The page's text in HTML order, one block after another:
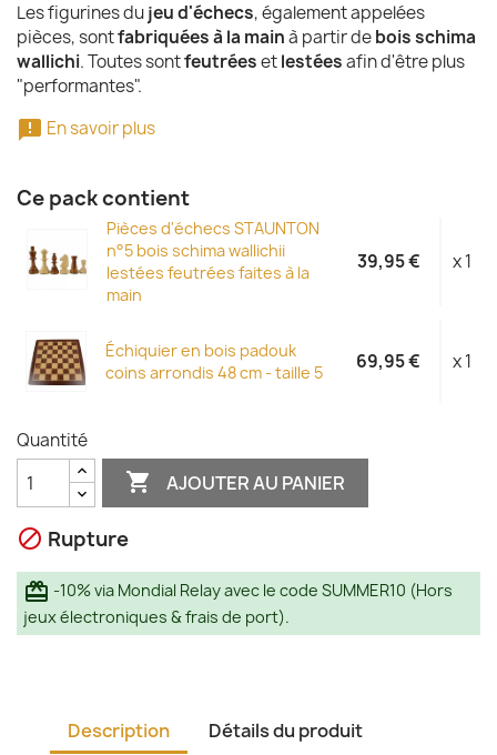
Les figurines dujeu d'échecs, également appelées
pièces, sontfabriquées à la mainà partir debois schima
wallichi. Toutes sontfeutréesetlestéesafin d'être plus
"performantes".
 En savoir plus
Ce pack contient
Pièces d'échecs STAUNTON
n°5 bois schima wallichii
lestées feutrées faites à la
main
39,95 € x 1
Échiquier en bois padouk
coins arrondis 48 cm - taille 5
69,95 € x 1
Quantité
 AJOUTER AU PANIER
 Rupture
redeem -10% via Mondial Relay avec le code SUMMER10 (Hors
jeux électroniques & frais de port).
Description
Détails du produit